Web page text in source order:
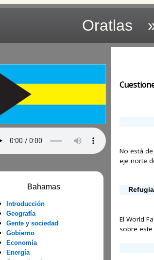
Oratlas
Bahamas
Introducción
Geografía
Gente y sociedad
Gobierno
Economía
Energía
No está
eje norte
El World
sobre